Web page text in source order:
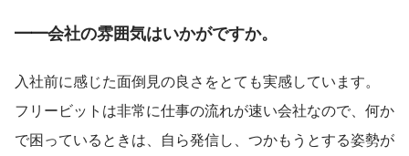
━━会社の雰囲気はいかがですか。
入社前に感じた面倒見の良さをとても実感しています。
フリービットは非常に仕事の流れが速い会社なので、何か
で困っているときは、自ら発信し、つかもうとする姿勢が